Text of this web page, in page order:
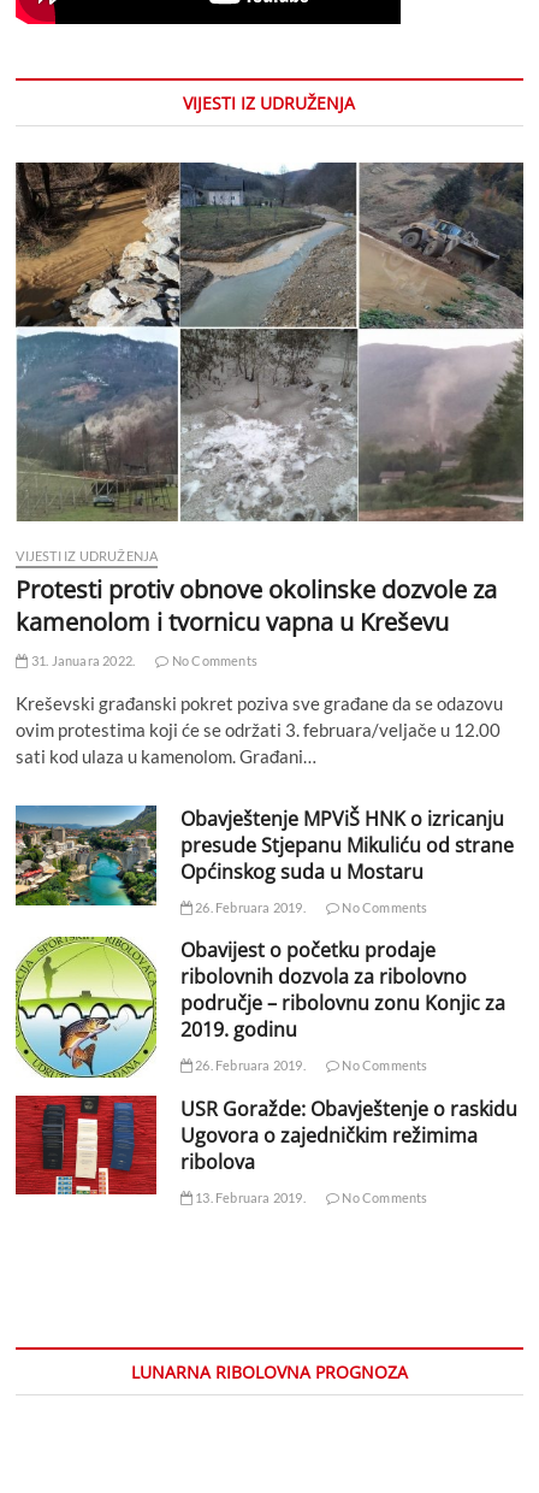
VIJESTI IZ UDRUŽENJA
VIJESTI IZ UDRUŽENJA
Protesti protiv obnove okolinske dozvole za
kamenolom i tvornicu vapna u Kreševu
31. Januara 2022. No Comments
Kreševski građanski pokret poziva sve građane da se odazovu
ovim protestima koji će se održati 3. februara/veljače u 12.00
sati kod ulaza u kamenolom. Građani…
Obavještenje MPViŠ HNK o izricanju
presude Stjepanu Mikuliću od strane
Općinskog suda u Mostaru
26. Februara 2019. No Comments
Obavijest o početku prodaje
ribolovnih dozvola za ribolovno
područje – ribolovnu zonu Konjic za
2019. godinu
26. Februara 2019. No Comments
USR Goražde: Obavještenje o raskidu
Ugovora o zajedničkim režimima
ribolova
13. Februara 2019. No Comments
LUNARNA RIBOLOVNA PROGNOZA